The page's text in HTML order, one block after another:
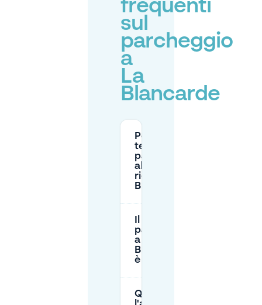
frequenti
sul
parcheggio
a
La
Blancarde
Per quanto
tempo posso
parcheggiare
al park-and-
ride di La
Blancarde?
parcheggio
a La
Blancarde
è gratuito?
Qual è